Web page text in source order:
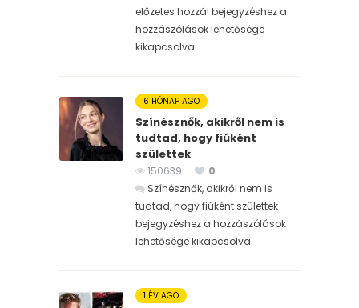
előzetes hozzá! bejegyzéshez a
hozzászólások lehetősége
kikapcsolva
6 HÓNAP AGO
Színésznők, akikről nem is
tudtad, hogy fiúként
születtek
150639
0
Színésznők, akikről nem is
tudtad, hogy fiúként születtek
bejegyzéshez a hozzászólások
lehetősége kikapcsolva
1 ÉV AGO